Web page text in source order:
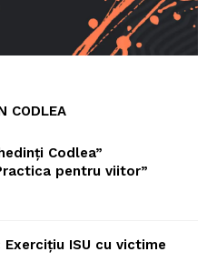
CODLEA
Codlea”
pentru viitor”
ISU cu victime